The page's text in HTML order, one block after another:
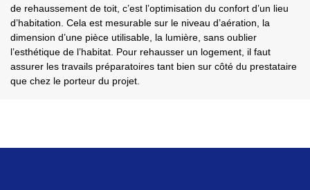
de rehaussement de toit, c’est l’optimisation du confort d’un lieu
d’habitation. Cela est mesurable sur le niveau d’aération, la
dimension d’une pièce utilisable, la lumière, sans oublier
l’esthétique de l’habitat. Pour rehausser un logement, il faut
assurer les travails préparatoires tant bien sur côté du prestataire
que chez le porteur du projet.